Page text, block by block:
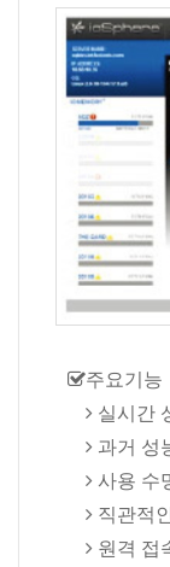
주요기능
실시간
과거 성
사용 수
직관적
원격 접